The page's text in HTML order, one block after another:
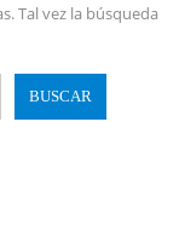
Tal vez la búsqueda